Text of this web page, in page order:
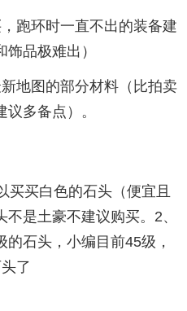
跑环时一直不出的装备建
品极难出）
地图的部分材料（比拍卖
多备点）。
买买白色的石头（便宜且
是土豪不建议购买。2、
石头，小编目前45级，
了